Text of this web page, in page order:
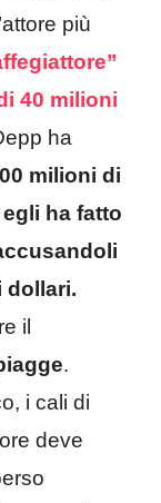
più
40 milioni
ha
milioni di
egli ha fatto
dollari.
il
.
i cali di
deve